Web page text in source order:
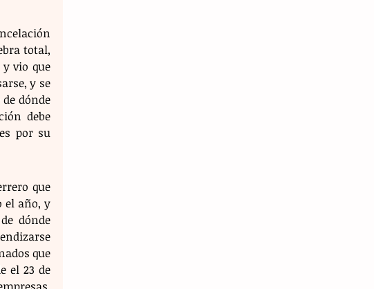
total,
vio que
y se
dónde
debe
por su
que
el año, y
dónde
que
el 23 de